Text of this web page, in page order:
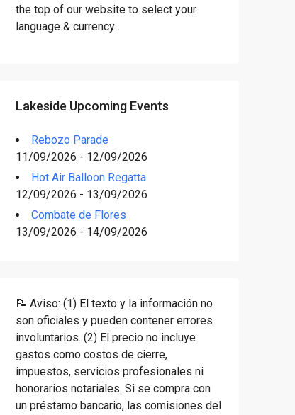
the top of our website to select your
language & currency .
Lakeside Upcoming Events
Rebozo Parade
11/09/2026 - 12/09/2026
Hot Air Balloon Regatta
12/09/2026 - 13/09/2026
Combate de Flores
13/09/2026 - 14/09/2026
📝 Aviso: (1) El texto y la información no
son oficiales y pueden contener errores
involuntarios. (2) El precio no incluye
gastos como costos de cierre,
impuestos, servicios profesionales ni
honorarios notariales. Si se compra con
un préstamo bancario, las comisiones del